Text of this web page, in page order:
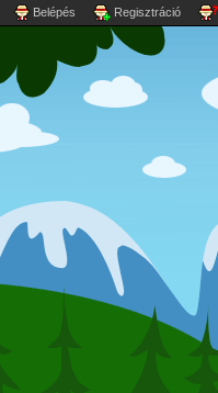
Belépés Regisztráció